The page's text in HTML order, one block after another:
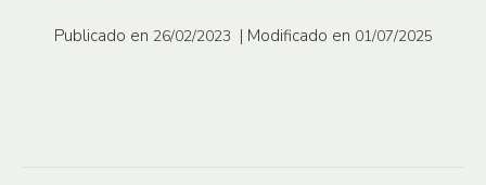
Publicado en 26/02/2023 | Modificado en 01/07/2025